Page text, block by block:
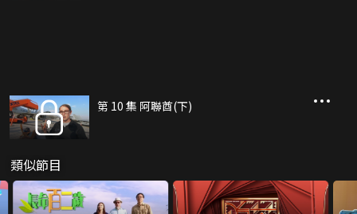
第 10 集 阿聯酋(下)
類似節目